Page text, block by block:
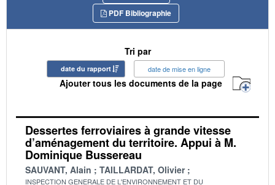
PDF Bibliographie
Tri par
date du rapport date de mise en ligne
Ajouter tous les documents de la page
Dessertes ferroviaires à grande vitesse
d’aménagement du territoire. Appui à M.
Dominique Bussereau
SAUVANT, Alain TAILLARDAT, Olivier
INSPECTION GENERALE DE L'ENVIRONNEMENT ET DU